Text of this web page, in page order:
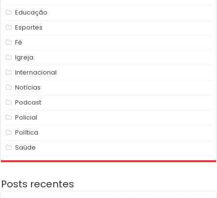
Educação
Esportes
Fé
Igreja
Internacional
Notícias
Podcast
Policial
Política
Saúde
Posts recentes